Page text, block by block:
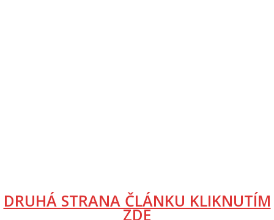
DRUHÁ STRANA ČLÁNKU KLIKNUTÍM
ZDE